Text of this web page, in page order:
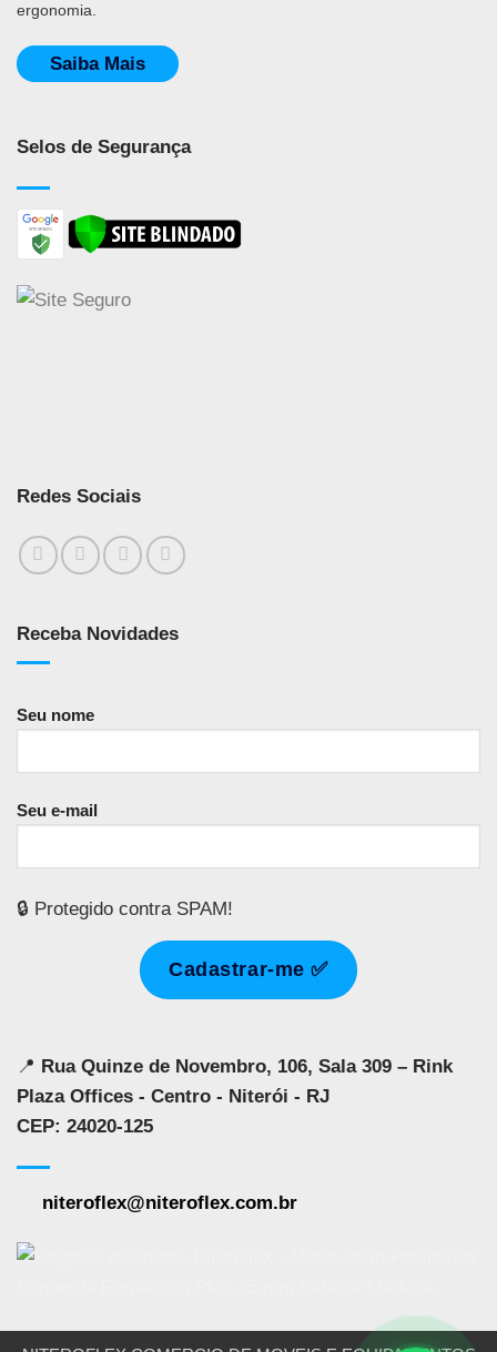
ergonomia.
Saiba Mais
Selos de Segurança
Redes Sociais
Receba Novidades
Seu nome
Seu e-mail
🔒 Protegido contra SPAM!
📍 Rua Quinze de Novembro, 106, Sala 309 – Rink
Plaza Offices - Centro - Niterói - RJ
CEP: 24020-125
niteroflex@niteroflex.com.br